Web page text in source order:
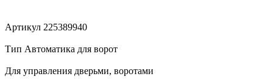
Артикул 225389940
Тип Автоматика для ворот
Для управления дверьми, воротами